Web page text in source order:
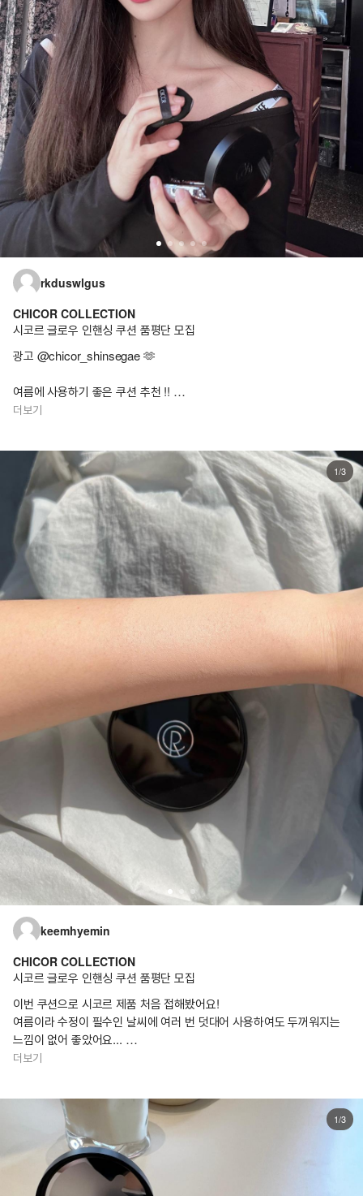
rkduswlgus
CHICOR COLLECTION
시코르 글로우 인핸싱 쿠션 품평단 모집
광고 @chicor_shinsegae 🫶
여름에 사용하기 좋은 쿠션 추천 !!
얇게 발리면서 자연스러운 커버까지
또 비타민 나무 열매 추출 성분으로
은은한 광채까지 🫶
전국 시코르매장/ 스마트스토어, 시코르닷컴 등 온, 오프라인에서 구매 가
능합니다 😍😍
#시코르 #쿠션추천 #탄탄속광쿠션
#비타민쿠션 #쿠션메이크업
더보기
1/3
keemhyemin
CHICOR COLLECTION
시코르 글로우 인핸싱 쿠션 품평단 모집
이번 쿠션으로 시코르 제품 처음 접해봤어요!
여름이라 수정이 필수인 날씨에 여러 번 덧대어 사용하여도 두꺼워지는
느낌이 없어 좋았어요...
게다가 속광도 유지되서 요즘 데일리로 꼭 챙겨 다니는 쿠션이랍니다 :)
더보기
1/3